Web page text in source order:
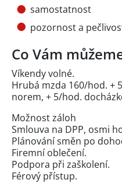
samostatnost
pozornost a
Co Vám
Víkendy volné.
Hrubá mzda 160/hod. +
norem, + 5/hod.
Možnost záloh
Smlouva na DPP, osmi
Plánování směn po
Firemní oblečení.
Podpora při zaškolení.
Férový přístup.